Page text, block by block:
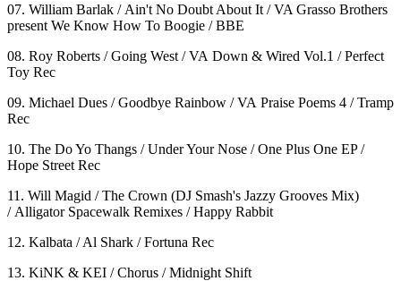
07. William Barlak / Ain't No Doubt About It / VA Grasso Brothers
present We Know How To Boogie / BBE
08. Roy Roberts / Going West / VA Down & Wired Vol.1 / Perfect
Toy Rec
09. Michael Dues / Goodbye Rainbow / VA Praise Poems 4 / Tramp
Rec
10. The Do Yo Thangs / Under Your Nose / One Plus One EP /
Hope Street Rec
11. Will Magid / The Crown (DJ Smash's Jazzy Grooves Mix)
/ Alligator Spacewalk Remixes / Happy Rabbit
12. Kalbata / Al Shark / Fortuna Rec
13. KiNK & KEI / Chorus / Midnight Shift